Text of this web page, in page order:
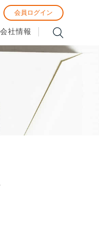
会員ログイン
会社情報